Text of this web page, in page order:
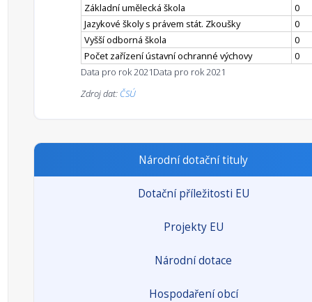
Základní umělecká škola
0
Jazykové školy s právem stát. Zkoušky
0
Vyšší odborná škola
0
Počet zařízení ústavní ochranné výchovy
0
Data pro rok 2021Data pro rok 2021
Zdroj dat: ČSÚ
Národní dotační tituly
Dotační příležitosti EU
Projekty EU
Národní dotace
Hospodaření obcí